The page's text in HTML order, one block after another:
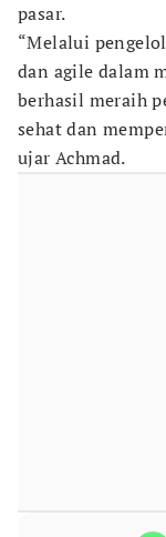
pasar.
“Melalui
dan agile dalam
berhasil meraih
sehat dan
ujar Achmad.